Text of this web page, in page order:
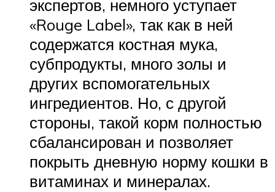
экспертов, немного уступает
«Rouge Label», так как в ней
содержатся костная мука,
субпродукты, много золы и
других вспомогательных
ингредиентов. Но, с другой
стороны, такой корм полностью
сбалансирован и позволяет
покрыть дневную норму кошки в
витаминах и минералах.